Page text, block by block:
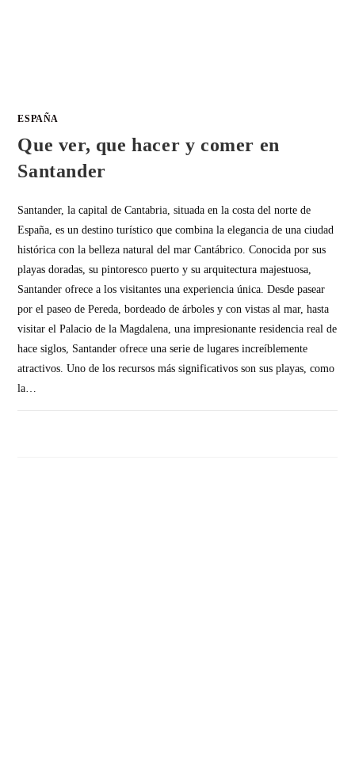
ESPAÑA
Que ver, que hacer y comer en
Santander
Santander, la capital de Cantabria, situada en la costa del norte de
España, es un destino turístico que combina la elegancia de una ciudad
histórica con la belleza natural del mar Cantábrico. Conocida por sus
playas doradas, su pintoresco puerto y su arquitectura majestuosa,
Santander ofrece a los visitantes una experiencia única. Desde pasear
por el paseo de Pereda, bordeado de árboles y con vistas al mar, hasta
visitar el Palacio de la Magdalena, una impresionante residencia real de
hace siglos, Santander ofrece una serie de lugares increíblemente
atractivos. Uno de los recursos más significativos son sus playas, como
la…